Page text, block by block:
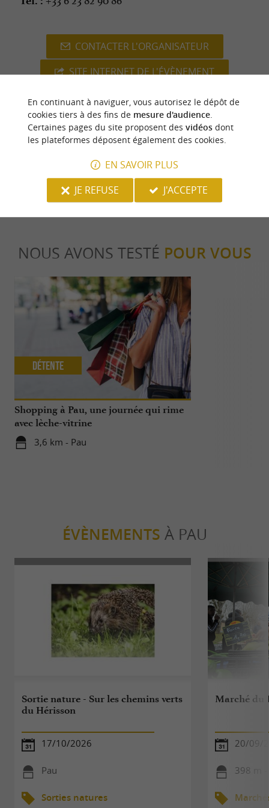
CONTACTER L'ORGANISATEUR
SITE INTERNET DE L'ÉVÈNEMENT
dernière mise à jour :26/05/2026 à 06:41:47
Sirtaqui- Crédit photo :Commun vivant -
BY-NC-ND 4.0
NOUS AVONS TESTÉ POUR VOUS
Shopping à Pau, une journée qui rime
avec lèche-vitrine
3,6 km - Pau
Détente
ÉVÈNEMENTS À PAU
Sortie nature - Sur les chemins verts
du Hérisson
17/10/2026
Pau
Sorties natures
Marché du
20/09/
398 m -
En continuant à naviguer, vous autorisez le dépôt de
cookies tiers à des fins de mesure d'audience.
Certaines pages du site proposent des vidéosdont
les plateformes déposent également des cookies.
EN SAVOIR PLUS
JE REFUSE
J'ACCEPTE